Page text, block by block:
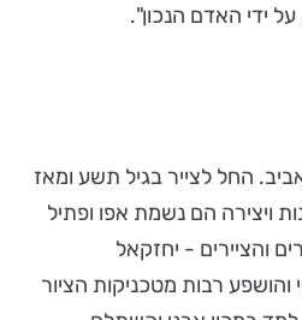
על ידי האדם הנכון".
בתל אביב. החל לצייר בגיל תשע ומאז
ויצירה הם נשמת אפו ופתיל
והציירים - יחזקאל
רבות מטכניקות הציור